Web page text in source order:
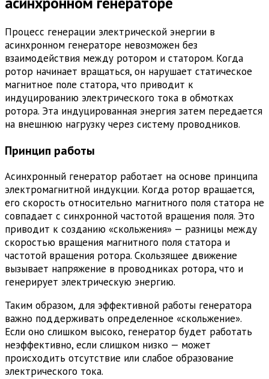
Процесс генерации электрической энергии в
асинхронном генераторе невозможен без
взаимодействия между ротором и статором. Когда
ротор начинает вращаться, он нарушает статическое
магнитное поле статора, что приводит к
индуцированию электрического тока в обмотках
ротора. Эта индуцированная энергия затем передается
на внешнюю нагрузку через систему проводников.
Принцип работы
Асинхронный генератор работает на основе принципа
электромагнитной индукции. Когда ротор вращается,
его скорость относительно магнитного поля статора не
совпадает с синхронной частотой вращения поля. Это
приводит к созданию «скольжения» — разницы между
скоростью вращения магнитного поля статора и
частотой вращения ротора. Скользящее движение
вызывает напряжение в проводниках ротора, что и
генерирует электрическую энергию.
Таким образом, для эффективной работы генератора
важно поддерживать определенное «скольжение».
Если оно слишком высоко, генератор будет работать
неэффективно, если слишком низко — может
происходить отсутствие или слабое образование
электрического тока.